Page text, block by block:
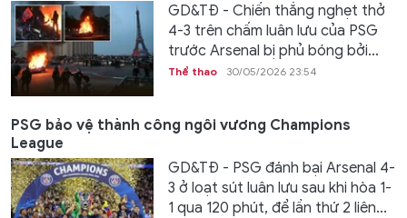
GD&TĐ - Chiến thắng nghẹt thở
4-3 trên chấm luân lưu của PSG
trước Arsenal bị phủ bóng bởi...
Thể thao 30/05/2026 23:54
PSG bảo vệ thành công ngôi vương Champions
League
GD&TĐ - PSG đánh bại Arsenal 4-
3 ở loạt sút luân lưu sau khi hòa 1-
1 qua 120 phút, để lần thứ 2 liên...